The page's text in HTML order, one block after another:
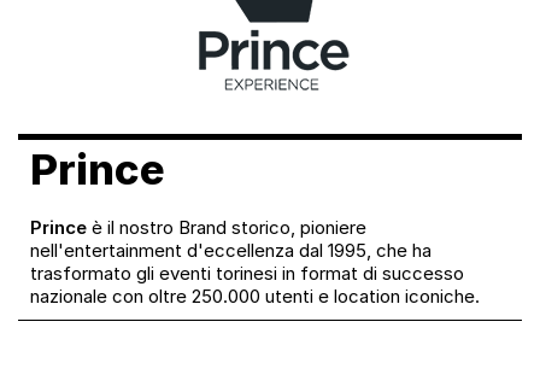
Prince
Prince è il nostro Brand storico, pioniere
nell'entertainment d'eccellenza dal 1995, che ha
trasformato gli eventi torinesi in format di successo
nazionale con oltre 250.000 utenti e location iconiche.